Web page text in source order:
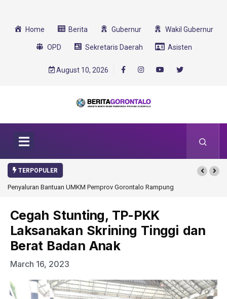
Home Berita Gubernur Wakil Gubernur
OPD Sekretaris Daerah Asisten
August 10, 2026
TERPOPULER
UMKM Pemprov Gorontalo RampungGorontalo Ikut Dukung Program SMA
Cegah Stunting, TP-PKK
Laksanakan Skrining Tinggi dan
Berat Badan Anak
March 16, 2023